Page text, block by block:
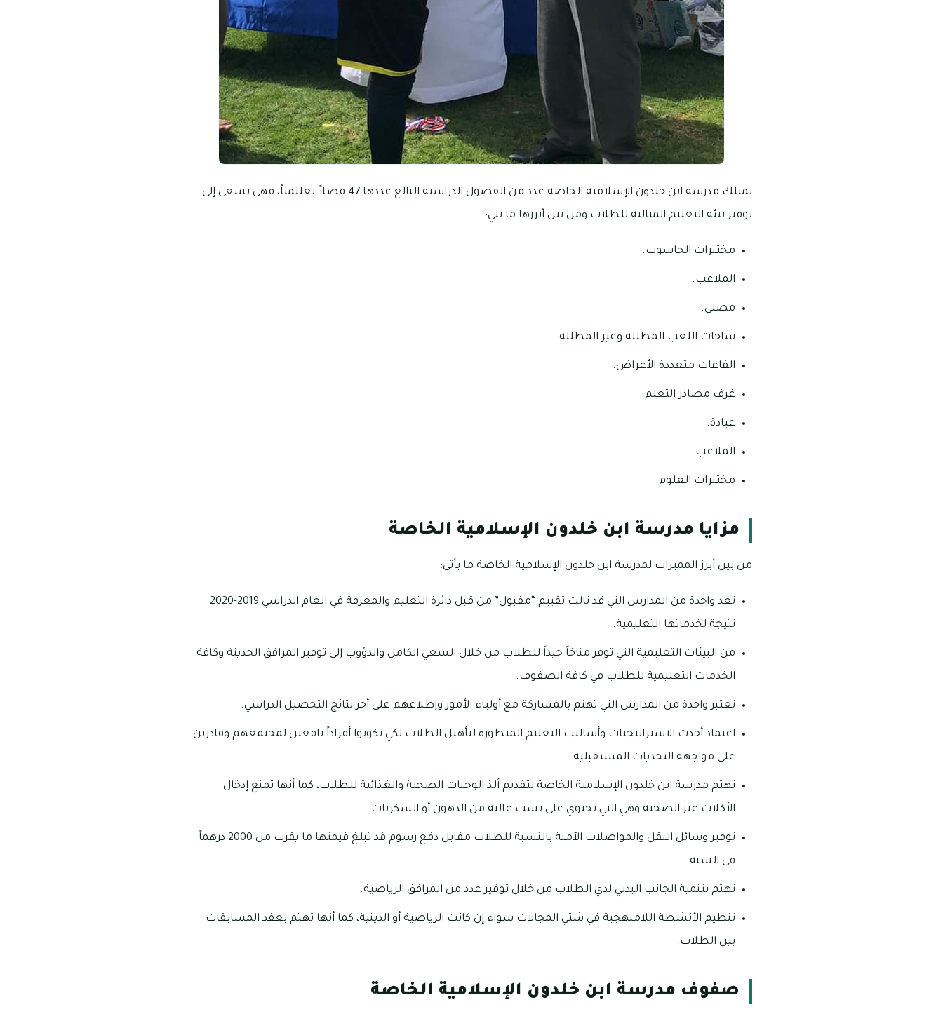
تمتلك مدرسة ابن خلدون الإسلامية الخاصة عدد من الفصول الدراسية البالغ عددها 47 فصلاً تعليمياً، فهي تسعى إلى
توفير بيئة التعليم المثالية للطلاب ومن بين أبرزها ما يلي:
مختبرات الحاسوب.
الملاعب.
مصلى.
ساحات اللعب المظللة وغير المظللة.
القاعات متعددة الأغراض.
غرف مصادر التعلم.
عيادة.
الملاعب.
مختبرات العلوم.
مزايا مدرسة ابن خلدون الإسلامية الخاصة
من بين أبرز المميزات لمدرسة ابن خلدون الإسلامية الخاصة ما يأتي:
تعد واحدة من المدارس التي قد نالت تقييم “مقبول” من قبل دائرة التعليم والمعرفة في العام الدراسي 2019-2020
نتيجة لخدماتها التعليمية.
من البيئات التعليمية التي توفر مناخاً جيداً للطلاب من خلال السعي الكامل والدؤوب إلى توفير المرافق الحديثة وكافة
الخدمات التعليمية للطلاب في كافة الصفوف.
تعتبر واحدة من المدارس التي تهتم بالمشاركة مع أولياء الأمور وإطلاعهم على أخر نتائج التحصيل الدراسي.
اعتماد أحدث الاستراتيجيات وأساليب التعليم المتطورة لتأهيل الطلاب لكي يكونوا أفراداً نافعين لمجتمعهم وقادرين
على مواجهة التحديات المستقبلية.
تهتم مدرسة ابن خلدون الإسلامية الخاصة بتقديم ألذ الوجبات الصحية والغذائية للطلاب، كما أنها تمنع إدخال
الأكلات غير الصحية وهي التي تحتوي على نسب عالية من الدهون أو السكريات.
توفير وسائل النقل والمواصلات الآمنة بالنسبة للطلاب مقابل دفع رسوم قد تبلغ قيمتها ما يقرب من 2000 درهماً
في السنة.
تهتم بتنمية الجانب البدني لدي الطلاب من خلال توفير عدد من المرافق الرياضية.
تنظيم الأنشطة اللامنهجية في شتي المجالات سواء إن كانت الرياضية أو الدينية، كما أنها تهتم بعقد المسابقات
بين الطلاب.
صفوف مدرسة ابن خلدون الإسلامية الخاصة